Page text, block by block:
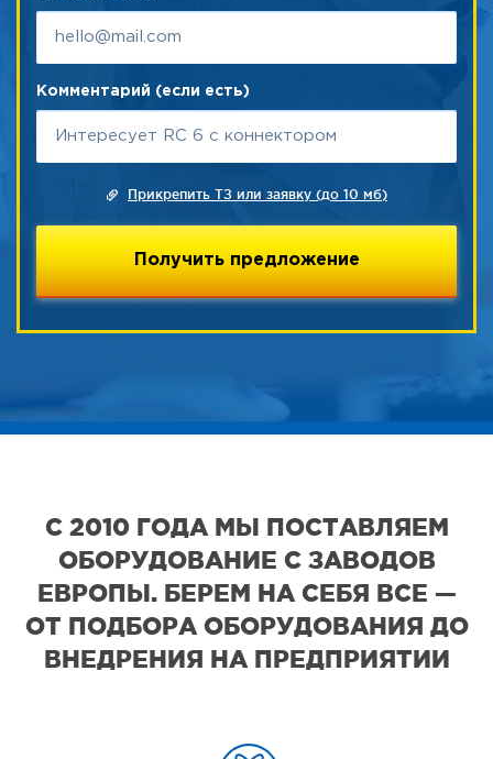
Комментарий (если есть)
Прикрепить ТЗ или заявку (до 10 мб)
С 2010 ГОДА МЫ ПОСТАВЛЯЕМ
ОБОРУДОВАНИЕ С ЗАВОДОВ
ЕВРОПЫ. БЕРЕМ НА СЕБЯ ВСЕ —
ОТ ПОДБОРА ОБОРУДОВАНИЯ ДО
ВНЕДРЕНИЯ НА ПРЕДПРИЯТИИ